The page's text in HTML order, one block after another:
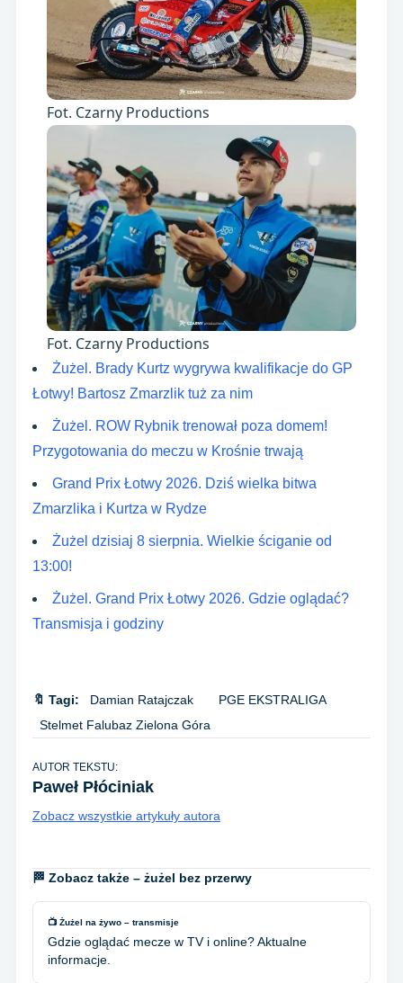
Fot. Czarny Productions
Fot. Czarny Productions
Żużel. Brady Kurtz wygrywa kwalifikacje do GP
Łotwy! Bartosz Zmarzlik tuż za nim
Żużel. ROW Rybnik trenował poza domem!
Przygotowania do meczu w Krośnie trwają
Grand Prix Łotwy 2026. Dziś wielka bitwa
Zmarzlika i Kurtza w Rydze
Żużel dzisiaj 8 sierpnia. Wielkie ściganie od
13:00!
Żużel. Grand Prix Łotwy 2026. Gdzie oglądać?
Transmisja i godziny
🔖 Tagi: Damian Ratajczak
PGE EKSTRALIGA
Stelmet Falubaz Zielona Góra
AUTOR TEKSTU:
Paweł Płóciniak
Zobacz wszystkie artykuły autora
🏁 Zobacz także – żużel bez przerwy
📺 Żużel na żywo – transmisje
Gdzie oglądać mecze w TV i online? Aktualne
informacje.